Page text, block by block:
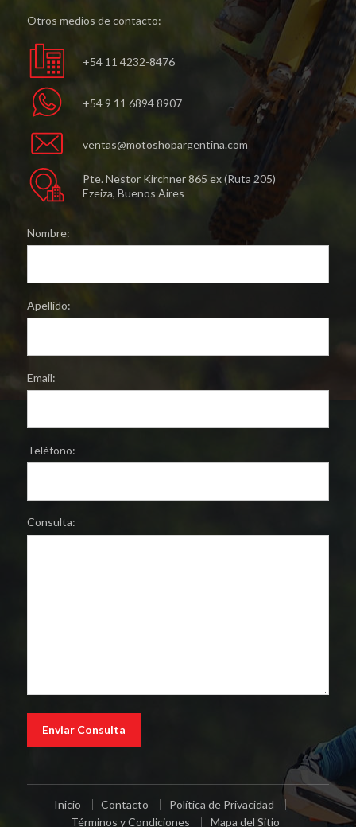
Otros medios de contacto:
+54 11 4232-8476
+54 9 11 6894 8907
ventas@motoshopargentina.com
Pte. Nestor Kirchner 865 ex (Ruta 205)
Ezeiza, Buenos Aires
Nombre:
Apellido:
Email:
Teléfono:
Consulta:
Inicio Contacto
Política de Privacidad
Términos y Condiciones
Mapa del Sitio